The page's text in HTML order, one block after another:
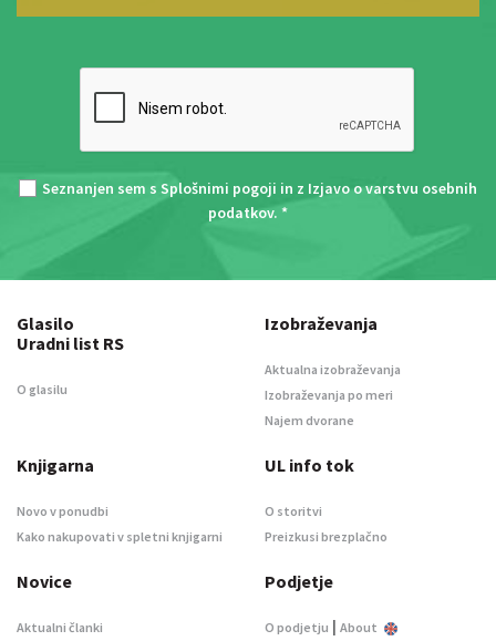
Seznanjen sem s Splošnimi pogoji in z Izjavo o varstvu osebnih
podatkov. *
Glasilo
Uradni list RS
O glasilu
Izobraževanja
Aktualna izobraževanja
Izobraževanja po meri
Najem dvorane
Knjigarna
Novo v ponudbi
Kako nakupovati v spletni knjigarni
UL info tok
O storitvi
Preizkusi brezplačno
Novice
Aktualni članki
Podjetje
O podjetju | About